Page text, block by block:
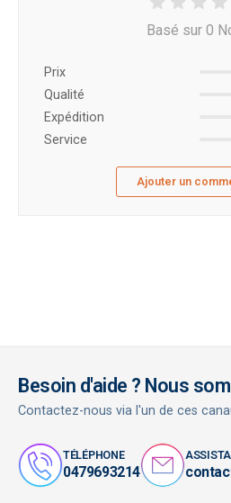
Basé sur 0
Prix ​​
Qualité
Expédition
Service
Ajouter un
Besoin d'aide ? Nous
Contactez-nous via l'un de ces
TÉLÉPHONE
0479693214